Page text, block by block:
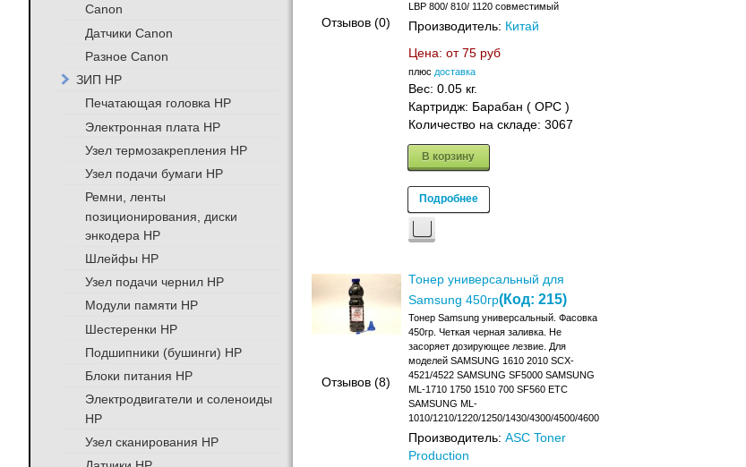
Отзывов (0)
LBP 800/ 810/ 1120 совместимый
Производитель: Китай
Цена: от 75 руб
плюс доставка
Вес: 0.05 кг.
Картридж: Барабан ( OPC )
Количество на складе: 3067
В корзину
Подробнее
Отзывов (8)
Тонер универсальный для
Samsung 450гр(Код: 215)
Тонер Samsung универсальный. Фасовка
450гр. Четкая черная заливка. Не
засоряет дозирующее лезвие. Для
моделей SAMSUNG 1610 2010 SCX-
4521/4522 SAMSUNG SF5000 SAMSUNG
ML-1710 1750 1510 700 SF560 ETC
SAMSUNG ML-
1010/1210/1220/1250/1430/4300/4500/4600
Производитель: ASC Toner
Production
Canon
Датчики Canon
Разное Canon
ЗИП HP
Печатающая головка HP
Электронная плата HP
Узел термозакрепления HP
Узел подачи бумаги HP
Ремни, ленты
позиционирования, диски
энкодера HP
Шлейфы HP
Узел подачи чернил HP
Модули памяти HP
Шестеренки HP
Подшипники (бушинги) HP
Блоки питания HP
Электродвигатели и соленоиды
HP
Узел сканирования HP